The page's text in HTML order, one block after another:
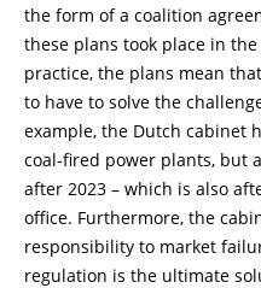
the form of a coalition
these plans took place in
practice, the plans mean
to have to solve the
example, the Dutch cabinet
coal-fired power plants, but
after 2023 – which is also
office. Furthermore, the
responsibility to market
regulation is the ultimate